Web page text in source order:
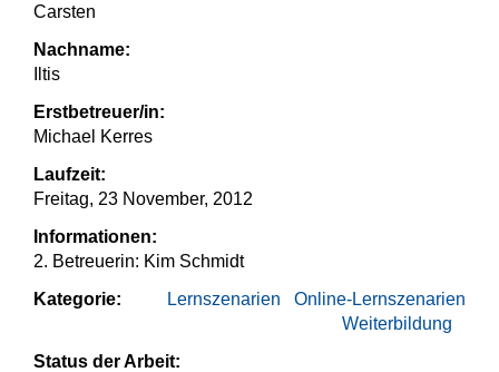
Carsten
Nachname:
Iltis
Erstbetreuer/in:
Michael Kerres
Laufzeit:
Freitag, 23 November, 2012
Informationen:
2. Betreuerin: Kim Schmidt
Kategorie:
Online-Lernszenarien
Lernszenarien
Weiterbildung
Status der Arbeit: